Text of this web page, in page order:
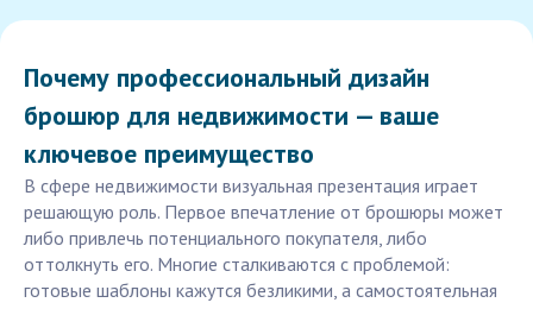
Почему профессиональный дизайн
брошюр для недвижимости — ваше
ключевое преимущество
В сфере недвижимости визуальная презентация играет
решающую роль. Первое впечатление от брошюры может
либо привлечь потенциального покупателя, либо
оттолкнуть его. Многие сталкиваются с проблемой:
готовые шаблоны кажутся безликими, а самостоятельная